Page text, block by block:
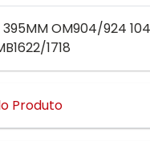
395MM OM904/924
1718
Produto